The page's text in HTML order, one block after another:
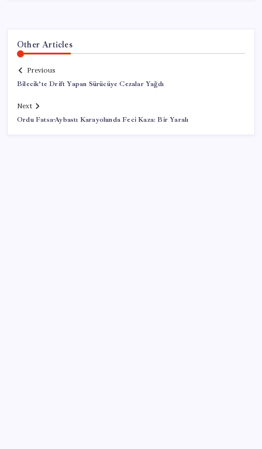
Other Articles
Previous
Bilecik’te Drift Yapan Sürücüye Cezalar Yağdı
Next
Ordu Fatsa-Aybastı Karayolunda Feci Kaza: Bir Yaralı